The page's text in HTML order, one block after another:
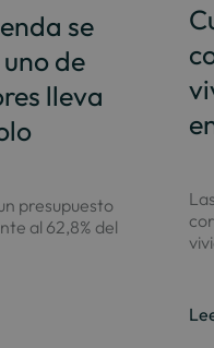
se
de
lleva
presupuesto
al 62,8% del